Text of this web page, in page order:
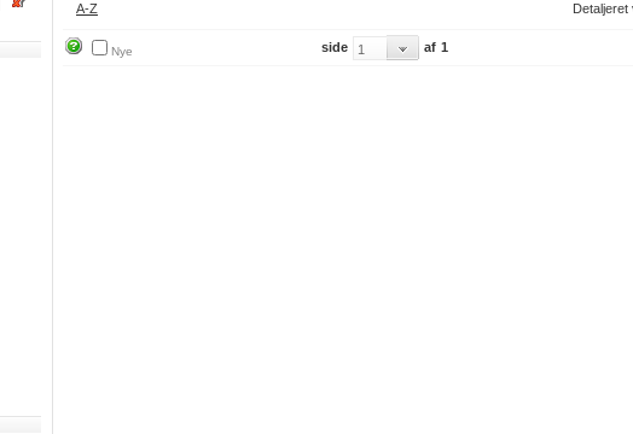
A-Z Detaljeret
Nye side af 1